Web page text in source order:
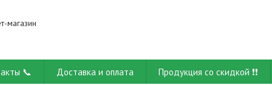
магазин
📞 Доставка и оплата Продукция со скидкой ❗❗